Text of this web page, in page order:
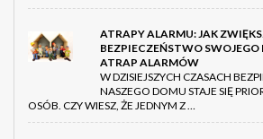
ATRAPY ALARMU: JAK
BEZPIECZEŃSTWO
ATRAP ALARMÓW
W DZISIEJSZYCH CZASACH
NASZEGO DOMU STAJE SIĘ
OSÓB. CZY WIESZ, ŻE JEDNYM Z …